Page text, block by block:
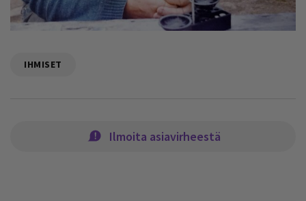
IHMISET
Ilmoita asiavirheestä